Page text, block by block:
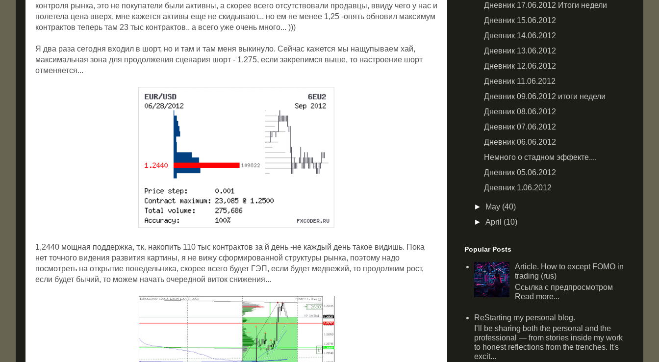
контроля рынка, это не покупатели были активны, а скорее всего отсутствовали продавцы, ввиду чего у нас и
полетела цена вверх, мне кажется активы еще не скидывают... но ем не менее 1,25 -опять обновил максимум
контрактов теперь там 23 тыс контрактов.. а всего уже очень много... )))
Я два раза сегодня входил в шорт, но и там и там меня выкинуло. Сейчас кажется мы нащупываем хай,
максимальная зона для продолжения сценария шорт - 1,275, если закрепимся выше, то настроение шорт
отменяется...
1,2440 мощная поддержка, т.к. накопить 110 тыс контрактов за й день -не каждый день такое видишь. Пока
нет точного видения развития картины, я не вижу сформированной структуры рынка, поэтому надо
посмотреть на открытие понедельника, скорее всего будет ГЭП, если будет медвежий, то продолжим рост,
если будет бычий, то можем начать очередной виток снижения...
Дневник 17.06.2012 Итоги недели
Дневник 15.06.2012
Дневник 14.06.2012
Дневник 13.06.2012
Дневник 12.06.2012
Дневник 11.06.2012
Дневник 09.06.2012 итоги недели
Дневник 08.06.2012
Дневник 07.06.2012
Дневник 06.06.2012
Немного о стадном эффекте....
Дневник 05.06.2012
Дневник 1.06.2012
► May (40)
►April (10)
Popular Posts
Article. How to except FOMO in
trading (rus)
Ссылка с предпросмотром
Read more...
ReStarting my personal blog.
I’ll be sharing both the personal and the
professional — from stories inside my work
to honest reflections from the trenches. It's
excit...